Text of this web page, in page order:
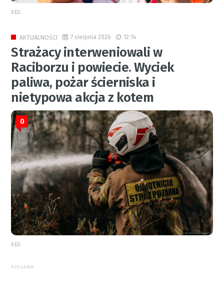
RED.
AKTUALNOŚCI 7 sierpnia 2026 12:14
Strażacy interweniowali w
Raciborzu i powiecie. Wyciek
paliwa, pożar ścierniska i
nietypowa akcja z kotem
0
RED.
REKLAMA